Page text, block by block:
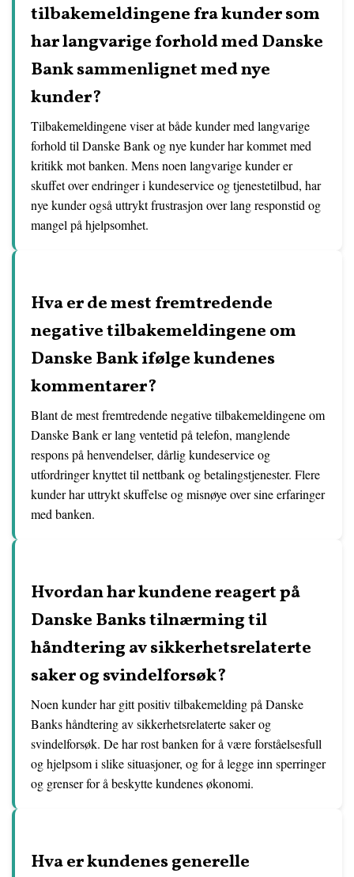
tilbakemeldingene fra kunder som
har langvarige forhold med Danske
Bank sammenlignet med nye
kunder?
Tilbakemeldingene viser at både kunder med langvarige
forhold til Danske Bank og nye kunder har kommet med
kritikk mot banken. Mens noen langvarige kunder er
skuffet over endringer i kundeservice og tjenestetilbud, har
nye kunder også uttrykt frustrasjon over lang responstid og
mangel på hjelpsomhet.
Hva er de mest fremtredende
negative tilbakemeldingene om
Danske Bank ifølge kundenes
kommentarer?
Blant de mest fremtredende negative tilbakemeldingene om
Danske Bank er lang ventetid på telefon, manglende
respons på henvendelser, dårlig kundeservice og
utfordringer knyttet til nettbank og betalingstjenester. Flere
kunder har uttrykt skuffelse og misnøye over sine erfaringer
med banken.
Hvordan har kundene reagert på
Danske Banks tilnærming til
håndtering av sikkerhetsrelaterte
saker og svindelforsøk?
Noen kunder har gitt positiv tilbakemelding på Danske
Banks håndtering av sikkerhetsrelaterte saker og
svindelforsøk. De har rost banken for å være forståelsesfull
og hjelpsom i slike situasjoner, og for å legge inn sperringer
og grenser for å beskytte kundenes økonomi.
Hva er kundenes generelle